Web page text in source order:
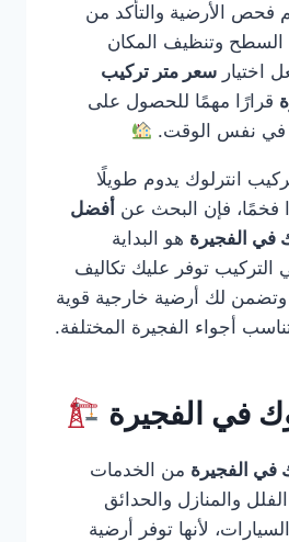
فحص الأرضية والتأكد من
السطح وتنظيف المكان
اختيار سعر متر تركيب
قرارًا مهمًا للحصول على
في نفس الوقت.
انترلوك يدوم طويلًا
فخمًا، فإن البحث عن أفضل
في الفجيرة هو البداية
التركيب توفر عليك تكاليف
وتضمن لك أرضية خارجية قوية
أجواء الفجيرة المختلفة.
في الفجيرة
في الفجيرة من الخدمات
والمنازل والحدائق
لأنها توفر أرضية